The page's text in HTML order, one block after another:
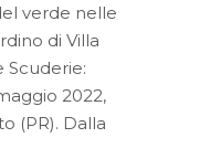
verde nelle
di Villa
Scuderie:
2022,
(PR). Dalla